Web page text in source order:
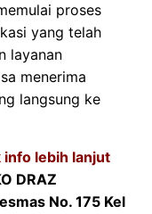
proses
yang telah
layanan
menerima
langsung ke
info lebih lanjut
DRAZ
No. 175 Kel